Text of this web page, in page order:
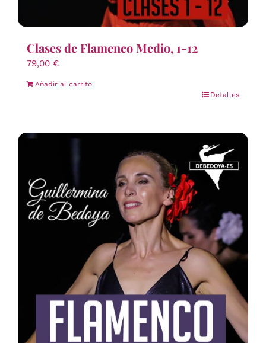
Clases de Flamenco Medio, 1-12
79,00 €
Añadir al carrito
Detalles